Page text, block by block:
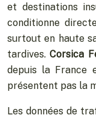
et destinations
conditionne
surtout en haute
tardives.Corsica
depuis la France
présentent pas la
Les données de